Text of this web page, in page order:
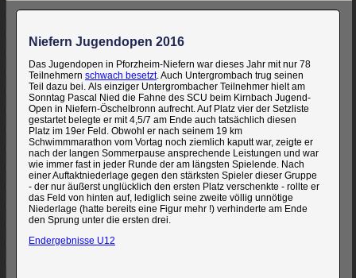
Niefern Jugendopen 2016
Das Jugendopen in Pforzheim-Niefern war dieses Jahr mit nur 78
Teilnehmern schwach besetzt. Auch Untergrombach trug seinen
Teil dazu bei. Als einziger Untergrombacher Teilnehmer hielt am
Sonntag Pascal Nied die Fahne des SCU beim Kirnbach Jugend-
Open in Niefern-Öschelbronn aufrecht. Auf Platz vier der Setzliste
gestartet belegte er mit 4,5/7 am Ende auch tatsächlich diesen
Platz im 19er Feld. Obwohl er nach seinem 19 km
Schwimmmarathon vom Vortag noch ziemlich kaputt war, zeigte er
nach der langen Sommerpause ansprechende Leistungen und war
wie immer fast in jeder Runde der am längsten Spielende. Nach
einer Auftaktniederlage gegen den stärksten Spieler dieser Gruppe
- der nur äußerst unglücklich den ersten Platz verschenkte - rollte er
das Feld von hinten auf, lediglich seine zweite völlig unnötige
Niederlage (hatte bereits eine Figur mehr !) verhinderte am Ende
den Sprung unter die ersten drei.
Endergebnisse U12